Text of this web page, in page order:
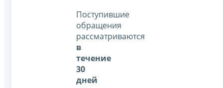
Поступившие
обращения
рассматриваются
в
течение
30
дней